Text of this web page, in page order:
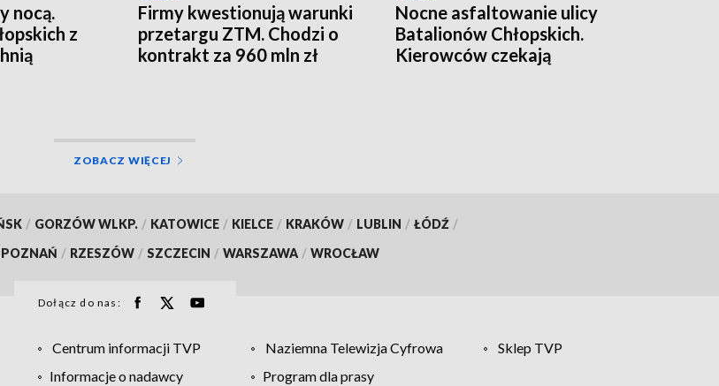
nocą.
z
Firmy kwestionują warunki
przetargu ZTM. Chodzi o
kontrakt za 960 mln zł
Nocne asfaltowanie ulicy
Batalionów Chłopskich.
Kierowców czekają
ZOBACZ WIĘCEJ
/ GORZÓW WLKP. / KATOWICE / KIELCE / KRAKÓW / LUBLIN / ŁÓDŹ /
POZNAŃ / RZESZÓW / SZCZECIN / WARSZAWA / WROCŁAW
Dołącz do nas:
Centrum informacji TVP Naziemna Telewizja Cyfrowa
Sklep TVP
Informacje o nadawcy
Program dla prasy